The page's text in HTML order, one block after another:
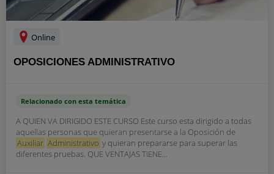
Online
OPOSICIONES ADMINISTRATIVO
Relacionado con esta temática
A QUIEN VA DIRIGIDO ESTE CURSO Este curso esta dirigido a todas
aquellas personas que quieran presentarse a la Oposición de
Auxiliar Administrativo y quieran prepararse para superar las
diferentes pruebas. QUE VENTAJAS TIENE...